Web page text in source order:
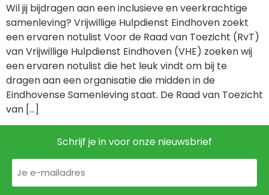
Wil jij bijdragen aan een inclusieve en veerkrachtige
samenleving? Vrijwillige Hulpdienst Eindhoven zoekt
een ervaren notulist Voor de Raad van Toezicht (RvT)
van Vrijwillige Hulpdienst Eindhoven (VHE) zoeken wij
een ervaren notulist die het leuk vindt om bij te
dragen aan een organisatie die midden in de
Eindhovense Samenleving staat. De Raad van Toezicht
van […]
Schrijf je in voor onze nieuwsbrief
E-
mailadres